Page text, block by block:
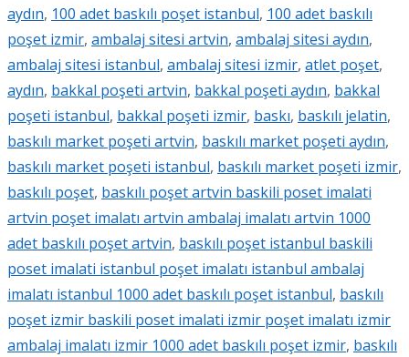
aydın, 100 adet baskılı poşet istanbul, 100 adet baskılı
poşet izmir, ambalaj sitesi artvin, ambalaj sitesi aydın,
ambalaj sitesi istanbul, ambalaj sitesi izmir, atlet poşet,
aydın, bakkal poşeti artvin, bakkal poşeti aydın, bakkal
poşeti istanbul, bakkal poşeti izmir, baskı, baskılı jelatin,
baskılı market poşeti artvin, baskılı market poşeti aydın,
baskılı market poşeti istanbul, baskılı market poşeti izmir,
baskılı poşet, baskılı poşet artvin baskili poset imalati
artvin poşet imalatı artvin ambalaj imalatı artvin 1000
adet baskılı poşet artvin, baskılı poşet istanbul baskili
poset imalati istanbul poşet imalatı istanbul ambalaj
imalatı istanbul 1000 adet baskılı poşet istanbul, baskılı
poşet izmir baskili poset imalati izmir poşet imalatı izmir
ambalaj imalatı izmir 1000 adet baskılı poşet izmir, baskılı